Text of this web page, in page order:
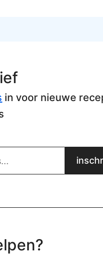
in voor nieuwe